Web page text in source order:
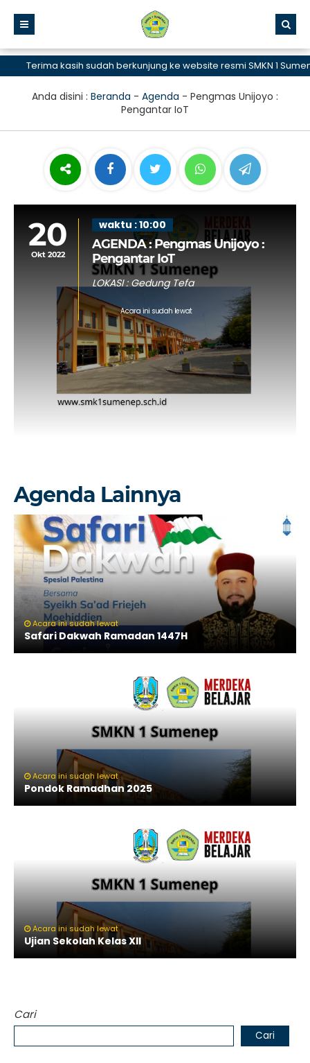
Terima kasih sudah berkunjung ke website resmi SMKN 1
Anda disini : Beranda - Agenda - Pengmas Unijoyo :
Pengantar IoT
20
Okt 2022
waktu : 10:00
AGENDA : Pengmas Unijoyo :
Pengantar IoT
LOKASI : Gedung Tefa
Acara ini sudah lewat
Agenda Lainnya
Acara ini sudah lewat
Safari Dakwah Ramadan 1447H
Acara ini sudah lewat
Pondok Ramadhan 2025
Acara ini sudah lewat
Ujian Sekolah Kelas XII
Cari
Cari